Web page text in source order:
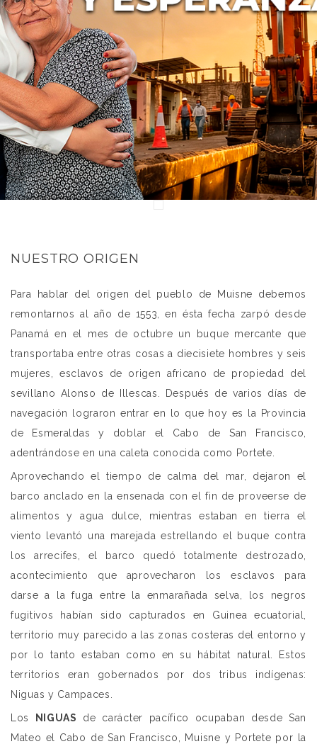
NUESTRO ORIGEN
Para hablar del origen del pueblo de Muisne debemos
remontarnos al año de 1553, en ésta fecha zarpó desde
Panamá en el mes de octubre un buque mercante que
transportaba entre otras cosas a diecisiete hombres y seis
mujeres, esclavos de origen africano de propiedad del
sevillano Alonso de Illescas. Después de varios días de
navegación lograron entrar en lo que hoy es la Provincia
de Esmeraldas y doblar el Cabo de San Francisco,
adentrándose en una caleta conocida como Portete.
Aprovechando el tiempo de calma del mar, dejaron el
barco anclado en la ensenada con el fin de proveerse de
alimentos y agua dulce, mientras estaban en tierra el
viento levantó una marejada estrellando el buque contra
los arrecifes, el barco quedó totalmente destrozado,
acontecimiento que aprovecharon los esclavos para
darse a la fuga entre la enmarañada selva, los negros
fugitivos habían sido capturados en Guinea ecuatorial,
territorio muy parecido a las zonas costeras del entorno y
por lo tanto estaban como en su hábitat natural. Estos
territorios eran gobernados por dos tribus indígenas:
Niguas y Campaces.
Los NIGUAS
de carácter pacífico ocupaban desde San
Mateo el Cabo de San Francisco, Muisne y Portete por la